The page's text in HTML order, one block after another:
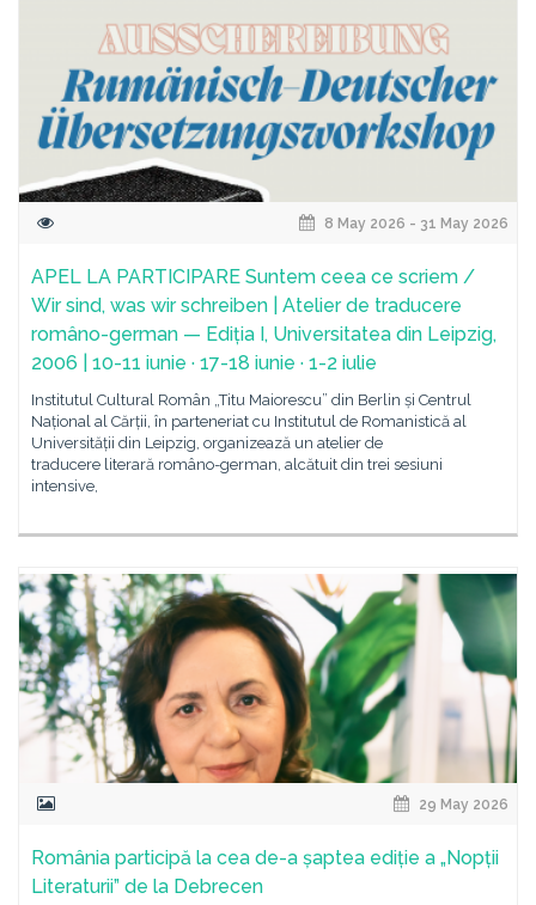
8 May 2026 - 31 May 2026
APEL LA PARTICIPARE Suntem ceea ce scriem /
Wir sind, was wir schreiben | Atelier de traducere
româno-german — Ediția I, Universitatea din Leipzig,
2006 | 10-11 iunie · 17-18 iunie · 1-2 iulie
Institutul Cultural Român „Titu Maiorescu” din Berlin și Centrul
Național al Cărții, în parteneriat cu Institutul de Romanistică al
Universității din Leipzig, organizează un atelier de
traducere literară româno-german, alcătuit din trei sesiuni
intensive,
29 May 2026
România participă la cea de-a șaptea ediție a „Nopții
Literaturii” de la Debrecen